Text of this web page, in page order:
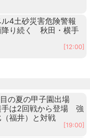
ル4土砂災害危険警報
降り続く 秋田・横手
[12:00]
の夏の甲子園出場
手は2回戦から登場 強
（福井）と対戦
[19:00]